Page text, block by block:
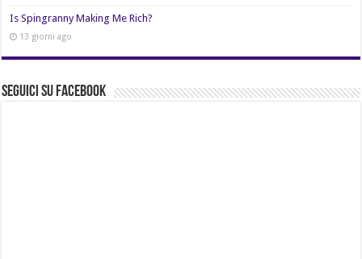
Is Spingranny Making Me Rich?
13 giorni ago
Seguici su Facebook